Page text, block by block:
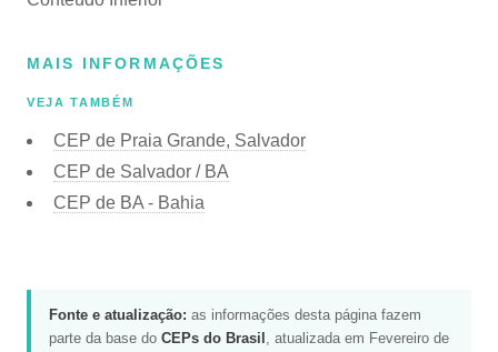
MAIS INFORMAÇÕES
VEJA TAMBÉM
CEP de Praia Grande, Salvador
CEP de Salvador / BA
CEP de BA - Bahia
Fonte e atualização: as informações desta página fazem
parte da base do CEPs do Brasil , atualizada em Fevereiro de